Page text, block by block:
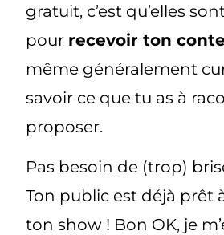
gratuit, c’est qu’elles
pour recevoir ton
même généralement
savoir ce que tu as à
proposer.
Pas besoin de (trop)
Ton public est déjà prêt
ton show ! Bon OK, je